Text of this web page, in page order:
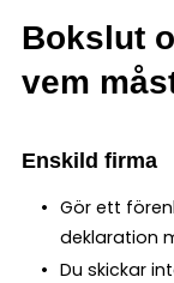
Bokslut
vem
Enskild firma
Gör ett
deklaration
Du skickar